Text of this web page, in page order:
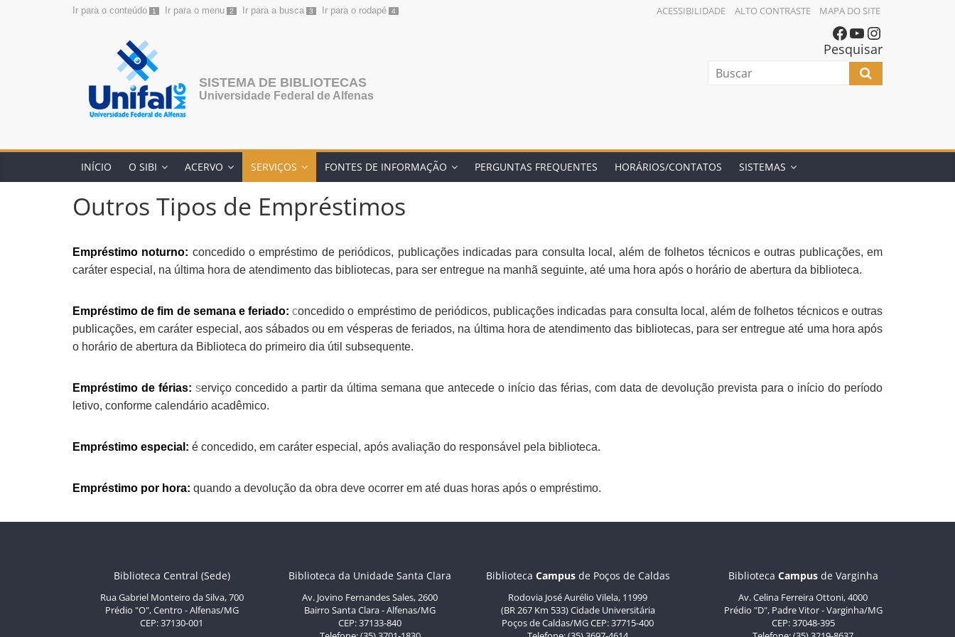
Ir para o conteúdo 1 Ir para o menu 2 Ir para a busca 3 Ir para o rodapé 4 ACESSIBILIDADE ALTO CONTRASTE MAPA DO SITE
SISTEMA DE BIBLIOTECAS
Universidade Federal de Alfenas
Pesquisar
INÍCIO O SIBI ACERVO SERVIÇOS FONTES DE INFORMAÇÃO PERGUNTAS FREQUENTES HORÁRIOS/CONTATOS SISTEMAS
Outros Tipos de Empréstimos
Empréstimo noturno: concedido o empréstimo de periódicos, publicações indicadas para consulta local, além de folhetos técnicos e outras publicações, em
caráter especial, na última hora de atendimento das bibliotecas, para ser entregue na manhã seguinte, até uma hora após o horário de abertura da biblioteca.
Empréstimo de fim de semana e feriado: concedido o empréstimo de periódicos, publicações indicadas para consulta local, além de folhetos técnicos e outras
publicações, em caráter especial, aos sábados ou em vésperas de feriados, na última hora de atendimento das bibliotecas, para ser entregue até uma hora após
o horário de abertura da Biblioteca do primeiro dia útil subsequente.
Empréstimo de férias: serviço concedido a partir da última semana que antecede o início das férias, com data de devolução prevista para o início do período
letivo, conforme calendário acadêmico.
Empréstimo especial: é concedido, em caráter especial, após avaliação do responsável pela biblioteca.
Empréstimo por hora: quando a devolução da obra deve ocorrer em até duas horas após o empréstimo.
Biblioteca Central (Sede) Biblioteca da Unidade Santa Clara Biblioteca Campusde Poços de Caldas Biblioteca Campusde Varginha
Rua Gabriel Monteiro da Silva, 700
Prédio "O", Centro - Alfenas/MG
CEP: 37130-001
Av. Jovino Fernandes Sales, 2600
Bairro Santa Clara - Alfenas/MG
CEP: 37133-840
Rodovia José Aurélio Vilela, 11999
(BR 267 Km 533) Cidade Universitária
Poços de Caldas/MG CEP: 37715-400
Av. Celina Ferreira Ottoni, 4000
Prédio "D", Padre Vitor - Varginha/MG
CEP: 37048-395